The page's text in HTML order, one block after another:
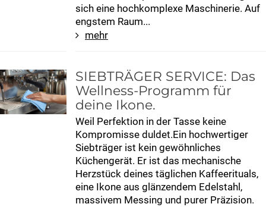
sich eine hochkomplexe Maschinerie. Auf
engstem Raum...
mehr
SIEBTRÄGER SERVICE: Das
Wellness-Programm für
deine Ikone.
Weil Perfektion in der Tasse keine
Kompromisse duldet.Ein hochwertiger
Siebträger ist kein gewöhnliches
Küchengerät. Er ist das mechanische
Herzstück deines täglichen Kaffeerituals,
eine Ikone aus glänzendem Edelstahl,
massivem Messing und purer Präzision.